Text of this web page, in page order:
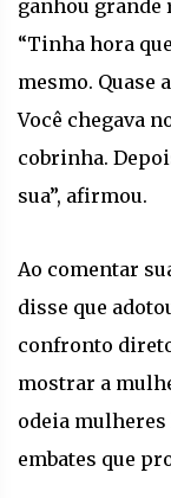
ganhou grande
“Tinha hora
mesmo. Quase
Você chegava
cobrinha.
sua”, afirmou.
Ao comentar
disse que
confronto
mostrar a
odeia
embates que